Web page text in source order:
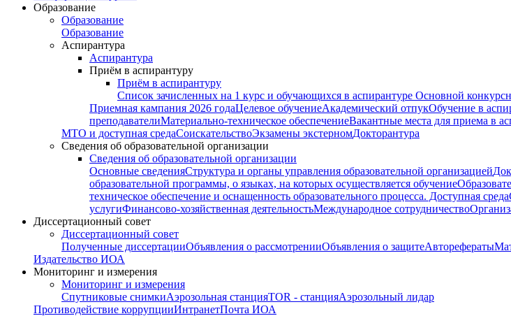
Образование
Образование
Образование
Аспирантура
Аспирантура
Приём в аспирантуру
Приём в аспирантуру
Список зачисленных на 1 курс и обучающихся в аспирантуре Основной
Приемная кампания 2026 годаЦелевое обучениеАкадемический отпукОбучение в
преподавателиМатериально-техническое обеспечениеВакантные места для приема в
МТО и доступная средаСоискательствоЭкзамены экстерномДокторантура
Сведения об образовательной организации
Сведения об образовательной организации
Основные сведенияСтруктура и органы управления образовательной организацией
образовательной программы, о языках, на которых осуществляется обучение
техническое обеспечение и оснащенность образовательного процесса. Доступная среда
услугиФинансово-хозяйственная деятельностьМеждународное сотрудничество
Диссертационный совет
Диссертационный совет
Полученные диссертацииОбъявления о рассмотренииОбъявления о защитеАвторефераты
Издательство ИОА
Мониторинг и измерения
Мониторинг и измерения
Спутниковые снимкиАэрозольная станцияTOR - станцияАэрозольный лидар
Противодействие коррупцииИнтранетПочта ИОА